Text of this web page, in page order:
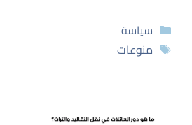
التصنيفات
سياسة
الوسوم
منوعات